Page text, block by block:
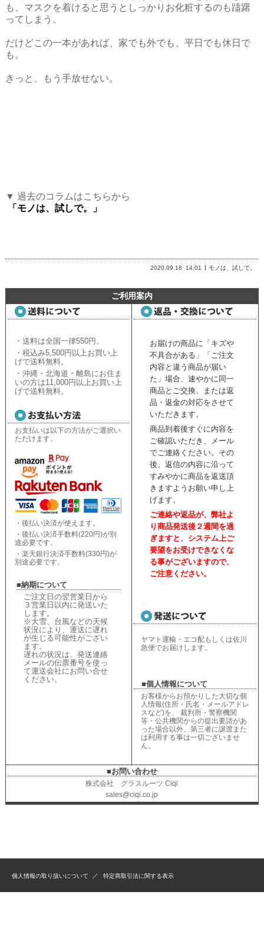
も、マスクを着けると思うとしっかりお化粧するのも躊躇
ってしまう。
だけどこの一本があれば、家でも外でも、平日でも休日で
も。
▼ 過去のコラムはこちらから
「モノは、試しで。」
2020.09.18 14:01 モノは、試しで。
ご利用案内
・送料は全国一律550円。
・税込み5,500円以上お買い上
げで送料無料。
・沖縄・北海道・離島にお住ま
いの方は11,000円以上お買い上
げで送料無料。
お支払いは以下の方法がご選択い
ただけます。
・後払い決済が使えます。
・後払い決済手数料(220円)が別
途必要です。
・楽天銀行決済手数料(330円)が
別途必要です。
■納期について
ご注文日の翌営業日から
３営業日以内に発送いた
します。
※大雪、台風などの天候
状況により、 運送に遅れ
が生じる可能性がござい
ます。
遅れの状況は、 発送連絡
メールの伝票番号を使っ
て運送会社にお問い合せ
ください。
お届けの商品に「キズや
不具合がある」「ご注文
内容と違う商品が届い
た」場合、速やかに同一
商品とご交換、または返
品・返金の対応をさせて
いただきます。
商品到着後すぐに内容を
ご確認いただき、
メール
でご連絡ください。 その
後、返信の内容に沿って
すみやかに商品を返送頂
きますようお願い申し上
げます。
ご連絡や返品が、弊社よ
り商品発送後２週間を過
ぎますと、 システム上ご
要望をお受けできなくな
る事がございますので、
ご注意ください。
ヤマト運輸・エコ配もしくは佐川
急便でお届けします。
■個人情報について
お客様からお預かりした大切な個
人情報(住所・氏名・メールアドレ
スなど)を、 裁判所・警察機関
等・公共機関からの提出要請があ
った場合以外、第三者に譲渡また
は利用する事は一切ございませ
ん。
■お問い合わせ
株式会社 グラスルーツ Ciqi
sales@ciqi.co.jp
個人情報の取り扱いについて 特定商取引法に関する表示